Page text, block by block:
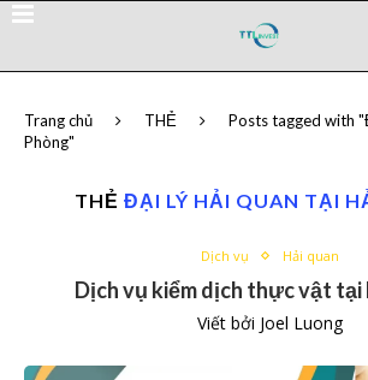
Trang chủ THẺ
Posts tagged with
Phòng"
THẺ ĐẠI LÝ HẢI QUAN TẠI
Dịch vụ Hải quan
Dịch vụ kiểm dịch thực vật tại
Viết bởi Joel Luong